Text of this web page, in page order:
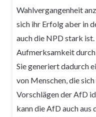
Wahlvergangenheit
sich ihr Erfolg aber in
auch die NPD stark
Aufmerksamkeit
Sie generiert dadurch
von Menschen, die
Vorschlägen der AfD
kann die AfD auch aus